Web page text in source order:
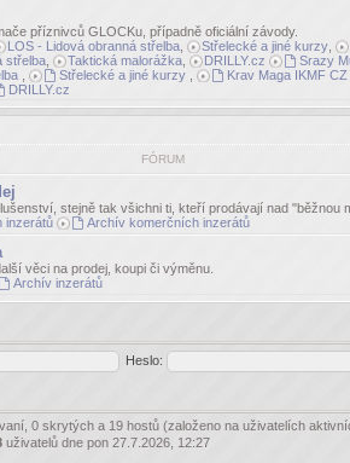
příznivců GLOCKu, případně oficiální závody.
LOS - Lidová obranná střelba Střelecké a jiné kurzy
střelba
Taktická malorážka DRILLY.cz Srazy
, Střelecké a jiné kurzy, Krav Maga IKMF CZ
DRILLY.cz
FÓRUM
stejně tak všichni ti, kteří prodávají nad "běžnou
inzerátů Archív komerčních inzerátů
věci na prodej, koupi či výměnu.
Archív inzerátů
Heslo:
0 skrytých a 19 hostů (založeno na uživatelích
uživatelů dne pon 27.7.2026, 12:27